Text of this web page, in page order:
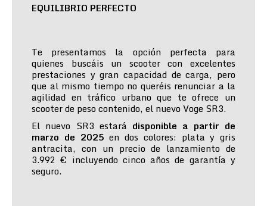
EQUILIBRIO PERFECTO
Te presentamos la opción perfecta para
quienes buscáis un scooter con excelentes
prestaciones y gran capacidad de carga, pero
que al mismo tiempo no queréis renunciar a la
agilidad en tráfico urbano que te ofrece un
scooter de peso contenido, el nuevo Voge SR3.
El nuevo SR3 estará disponible a partir de
marzo de 2025 en dos colores: plata y gris
antracita, con un precio de lanzamiento de
3.992 € incluyendo cinco años de garantía y
seguro.